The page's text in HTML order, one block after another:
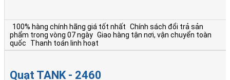
100% hàng chính hãng giá tốt nhất Chính sách đổi trả sản
phẩm trong vòng 07 ngày Giao hàng tận nơi, vận chuyển toàn
quốc
Thanh toán linh hoạt
Quạt TANK - 2460